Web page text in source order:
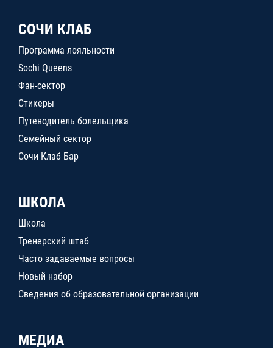
СОЧИ КЛАБ
Программа лояльности
Sochi Queens
Фан-сектор
Стикеры
Путеводитель болельщика
Семейный сектор
Сочи Клаб Бар
ШКОЛА
Школа
Тренерский штаб
Часто задаваемые вопросы
Новый набор
Сведения об образовательной организации
МЕДИА